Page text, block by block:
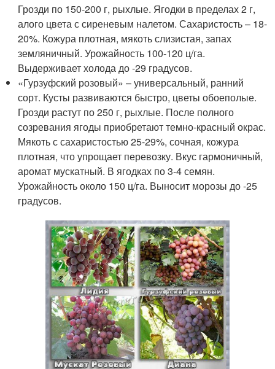
Грозди по 150-200 г, рыхлые. Ягодки в пределах 2 г,
алого цвета с сиреневым налетом. Сахаристость – 18-
20%. Кожура плотная, мякоть слизистая, запах
земляничный. Урожайность 100-120 ц/га.
Выдерживает холода до -29 градусов.
«Гурзуфский розовый» – универсальный, ранний
сорт. Кусты развиваются быстро, цветы обоеполые.
Грозди растут по 250 г, рыхлые. После полного
созревания ягоды приобретают темно-красный окрас.
Мякоть с сахаристостью 25-29%, сочная, кожура
плотная, что упрощает перевозку. Вкус гармоничный,
аромат мускатный. В ягодках по 3-4 семян.
Урожайность около 150 ц/га. Выносит морозы до -25
градусов.